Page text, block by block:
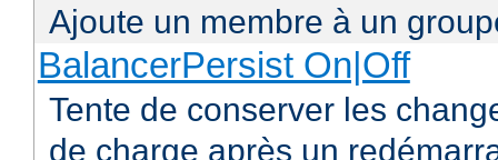
Ajoute un membre à un
BalancerPersist On|Off
Tente de conserver les
de charge après un